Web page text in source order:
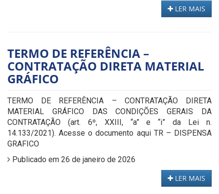
LER MAIS
TERMO DE REFERÊNCIA –
CONTRATAÇÃO DIRETA MATERIAL
GRÁFICO
TERMO DE REFERÊNCIA – CONTRATAÇÃO DIRETA
MATERIAL GRÁFICO DAS CONDIÇÕES GERAIS DA
CONTRATAÇÃO (art. 6º, XXIII, “a” e “i” da Lei n.
14.133/2021). Acesse o documento aqui TR – DISPENSA
GRAFICO
Publicado em 26 de janeiro de 2026
LER MAIS